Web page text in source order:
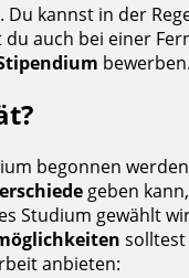
. Du kannst in der
auch bei einer
bewerben.
begonnen
geben
Studium gewählt
solltest
anbieten: